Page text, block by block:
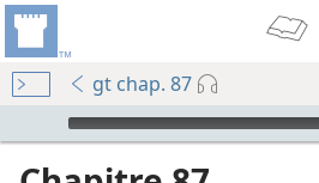
gt chap. 87
Audio Player